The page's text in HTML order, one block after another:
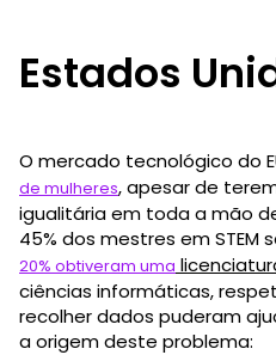
Estados
O mercado tecnológico do
de mulheres, apesar de
igualitária em toda a mão
45% dos mestres em STEM
20% obtiveram uma
ciências informáticas,
recolher dados puderam
a origem deste problema: